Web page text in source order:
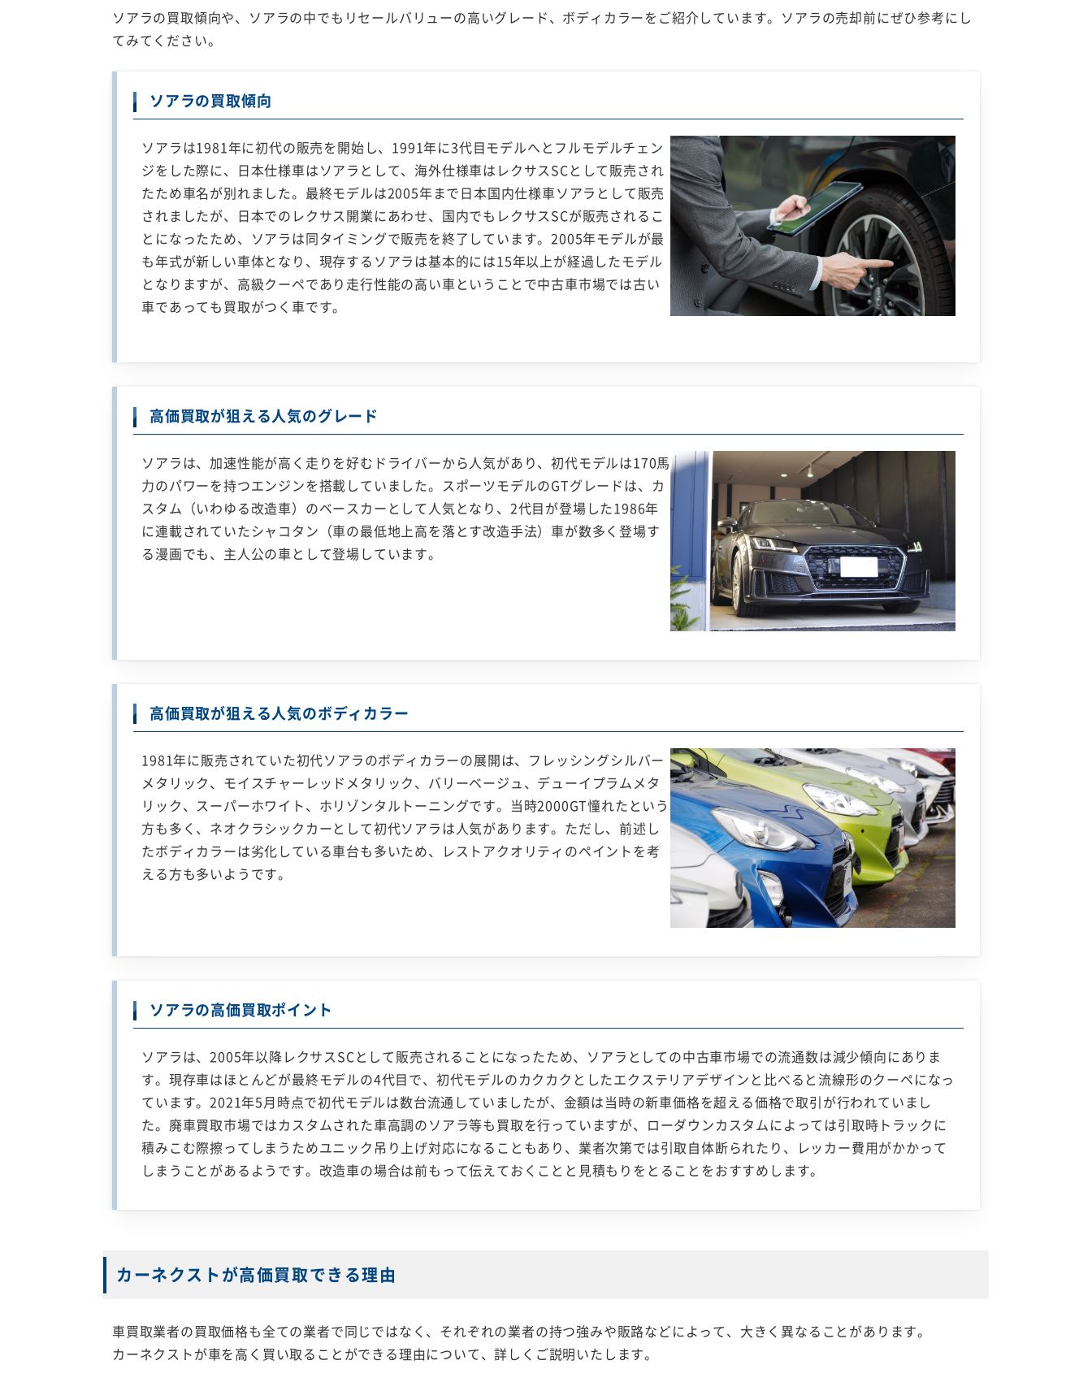
ソアラの買取傾向や、ソアラの中でもリセールバリューの高いグレード、ボディカラーをご紹介しています。ソアラの売却前にぜひ参考にし
てみてください。
ソアラの買取傾向
ソアラは1981年に初代の販売を開始し、1991年に3代目モデルへとフルモデルチェン
ジをした際に、日本仕様車はソアラとして、海外仕様車はレクサスSCとして販売され
たため車名が別れました。最終モデルは2005年まで日本国内仕様車ソアラとして販売
されましたが、日本でのレクサス開業にあわせ、国内でもレクサスSCが販売されるこ
とになったため、ソアラは同タイミングで販売を終了しています。2005年モデルが最
も年式が新しい車体となり、現存するソアラは基本的には15年以上が経過したモデル
となりますが、高級クーペであり走行性能の高い車ということで中古車市場では古い
車であっても買取がつく車です。
高価買取が狙える人気のグレード
ソアラは、加速性能が高く走りを好むドライバーから人気があり、初代モデルは170馬
力のパワーを持つエンジンを搭載していました。スポーツモデルのGTグレードは、カ
スタム（いわゆる改造車）のベースカーとして人気となり、2代目が登場した1986年
に連載されていたシャコタン（車の最低地上高を落とす改造手法）車が数多く登場す
る漫画でも、主人公の車として登場しています。
高価買取が狙える人気のボディカラー
1981年に販売されていた初代ソアラのボディカラーの展開は、フレッシングシルバー
メタリック、モイスチャーレッドメタリック、バリーベージュ、デューイプラムメタ
リック、スーパーホワイト、ホリゾンタルトーニングです。当時2000GT憧れたという
方も多く、ネオクラシックカーとして初代ソアラは人気があります。ただし、前述し
たボディカラーは劣化している車台も多いため、レストアクオリティのペイントを考
える方も多いようです。
ソアラの高価買取ポイント
ソアラは、2005年以降レクサスSCとして販売されることになったため、ソアラとしての中古車市場での流通数は減少傾向にありま
す。現存車はほとんどが最終モデルの4代目で、初代モデルのカクカクとしたエクステリアデザインと比べると流線形のクーペになっ
ています。2021年5月時点で初代モデルは数台流通していましたが、金額は当時の新車価格を超える価格で取引が行われていまし
た。廃車買取市場ではカスタムされた車高調のソアラ等も買取を行っていますが、ローダウンカスタムによっては引取時トラックに
積みこむ際擦ってしまうためユニック吊り上げ対応になることもあり、業者次第では引取自体断られたり、レッカー費用がかかって
しまうことがあるようです。改造車の場合は前もって伝えておくことと見積もりをとることをおすすめします。
カーネクストが高価買取できる理由
車買取業者の買取価格も全ての業者で同じではなく、それぞれの業者の持つ強みや販路などによって、大きく異なることがあります。
カーネクストが車を高く買い取ることができる理由について、詳しくご説明いたします。